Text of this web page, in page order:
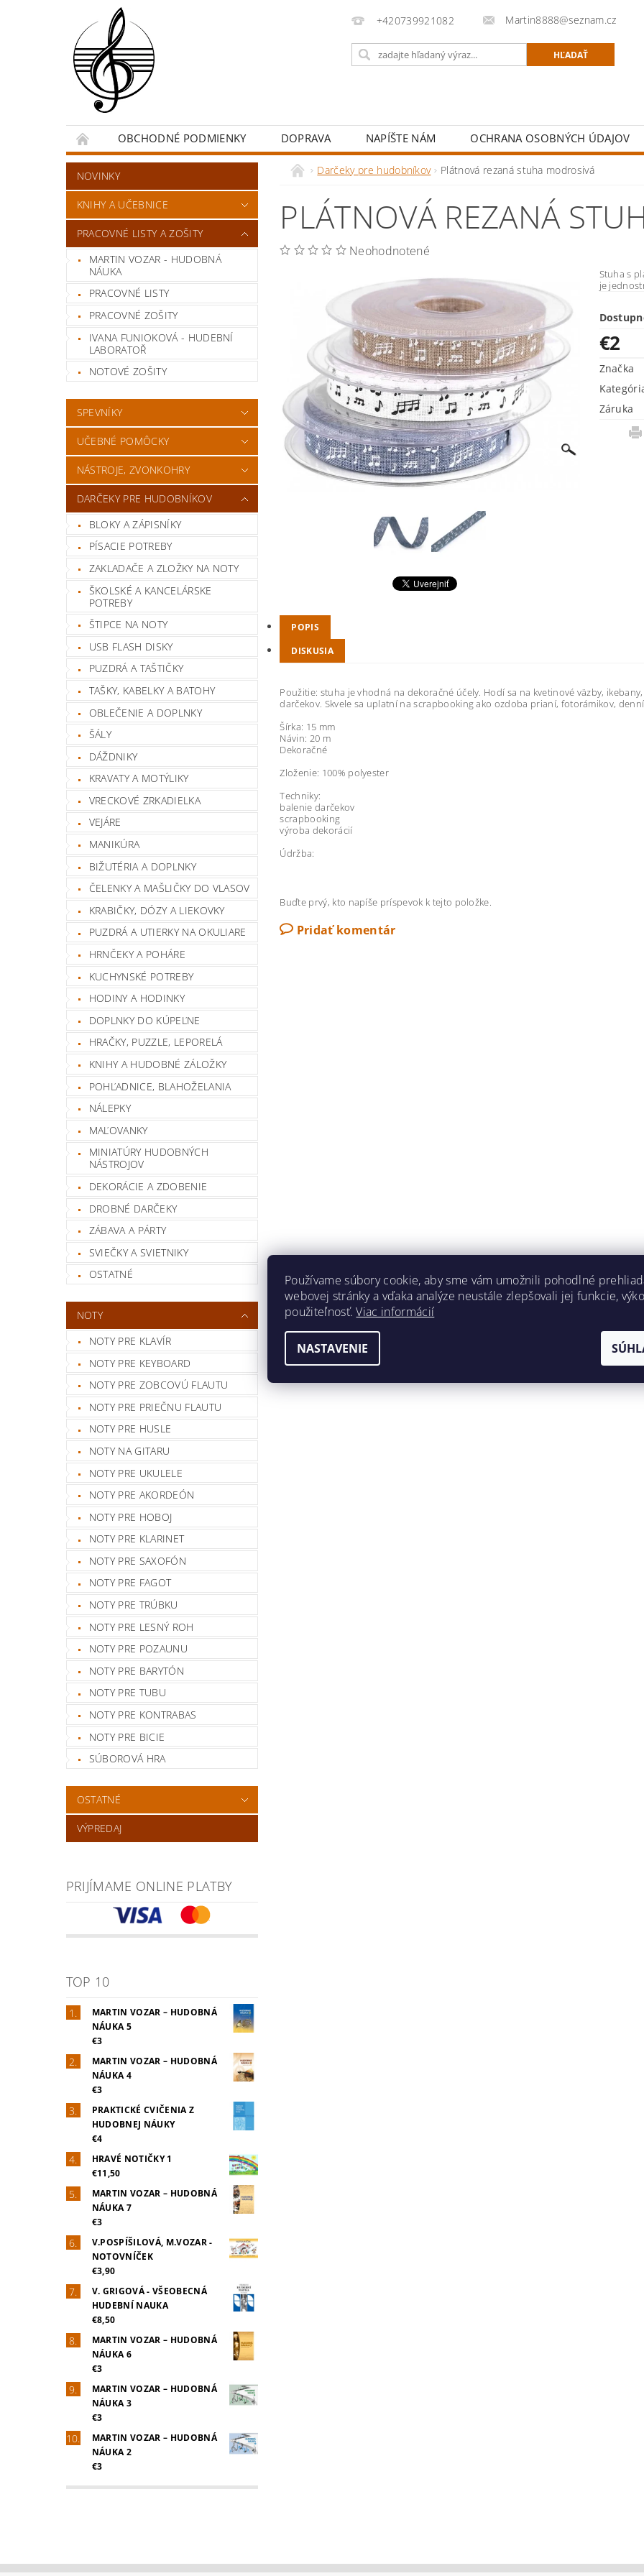
+420739921082 Martin8888@seznam.cz
OBCHODNÉ PODMIENKY DOPRAVA NAPÍŠTE NÁM OCHRANA OSOBNÝCH ÚDAJOV
NOVINKY
KNIHY A UČEBNICE
PRACOVNÉ LISTY A ZOŠITY
MARTIN VOZAR - HUDOBNÁ
NÁUKA
PRACOVNÉ LISTY
PRACOVNÉ ZOŠITY
IVANA FUNIOKOVÁ - HUDEBNÍ
LABORATOŘ
NOTOVÉ ZOŠITY
SPEVNÍKY
UČEBNÉ POMÔCKY
NÁSTROJE, ZVONKOHRY
DARČEKY PRE HUDOBNÍKOV
BLOKY A ZÁPISNÍKY
PÍSACIE POTREBY
ZAKLADAČE A ZLOŽKY NA NOTY
ŠKOLSKÉ A KANCELÁRSKE
POTREBY
ŠTIPCE NA NOTY
USB FLASH DISKY
PUZDRÁ A TAŠTIČKY
TAŠKY, KABELKY A BATOHY
OBLEČENIE A DOPLNKY
ŠÁLY
DÁŽDNIKY
KRAVATY A MOTÝLIKY
VRECKOVÉ ZRKADIELKA
VEJÁRE
MANIKÚRA
BIŽUTÉRIA A DOPLNKY
ČELENKY A MAŠLIČKY DO VLASOV
KRABIČKY, DÓZY A LIEKOVKY
PUZDRÁ A UTIERKY NA OKULIARE
HRNČEKY A POHÁRE
KUCHYNSKÉ POTREBY
HODINY A HODINKY
DOPLNKY DO KÚPEĽNE
HRAČKY, PUZZLE, LEPORELÁ
KNIHY A HUDOBNÉ ZÁLOŽKY
POHĽADNICE, BLAHOŽELANIA
NÁLEPKY
MAĽOVANKY
MINIATÚRY HUDOBNÝCH
NÁSTROJOV
DEKORÁCIE A ZDOBENIE
DROBNÉ DARČEKY
ZÁBAVA A PÁRTY
SVIEČKY A SVIETNIKY
OSTATNÉ
NOTY
NOTY PRE KLAVÍR
NOTY PRE KEYBOARD
NOTY PRE ZOBCOVÚ FLAUTU
NOTY PRE PRIEČNU FLAUTU
NOTY PRE HUSLE
NOTY NA GITARU
NOTY PRE UKULELE
NOTY PRE AKORDEÓN
NOTY PRE HOBOJ
NOTY PRE KLARINET
NOTY PRE SAXOFÓN
NOTY PRE FAGOT
NOTY PRE TRÚBKU
NOTY PRE LESNÝ ROH
NOTY PRE POZAUNU
NOTY PRE BARYTÓN
NOTY PRE TUBU
NOTY PRE KONTRABAS
NOTY PRE BICIE
SÚBOROVÁ HRA
OSTATNÉ
VÝPREDAJ
PRIJÍMAME ONLINE PLATBY
TOP 10
MARTIN VOZAR – HUDOBNÁ
NÁUKA 5
€3
MARTIN VOZAR – HUDOBNÁ
NÁUKA 4
€3
PRAKTICKÉ CVIČENIA Z
HUDOBNEJ NÁUKY
€4
HRAVÉ NOTIČKY 1
€11,50
MARTIN VOZAR – HUDOBNÁ
NÁUKA 7
€3
V.POSPÍŠILOVÁ, M.VOZAR -
NOTOVNÍČEK
€3,90
V. GRIGOVÁ - VŠEOBECNÁ
HUDEBNÍ NAUKA
€8,50
MARTIN VOZAR – HUDOBNÁ
NÁUKA 6
€3
MARTIN VOZAR – HUDOBNÁ
NÁUKA 3
€3
MARTIN VOZAR – HUDOBNÁ
NÁUKA 2
€3
Darčeky pre hudobníkov Plátnová rezaná stuha modrosivá
PLÁTNOVÁ REZANÁ
Neohodnotené
Stuha s
je
€2
Značka
Záruka
POPIS
DISKUSIA
Použitie: stuha je vhodná na dekoračné účely. Hodí sa na kvetinové väzby,
darčekov. Skvele sa uplatní na scrapbooking ako ozdoba prianí, fotorámikov,
Šírka: 15 mm
Návin: 20 m
Dekoračné
Zloženie: 100% polyester
Techniky:
balenie darčekov
scrapbooking
výroba dekorácií
Údržba:
Buďte prvý, kto napíše príspevok k tejto položke.
Pridať komentár
Používame súbory cookie, aby sme vám umožnili pohodlné
webovej stránky a vďaka analýze neustále zlepšovali jej funkcie,
použiteľnosť.Viac informácií
NASTAVENIE